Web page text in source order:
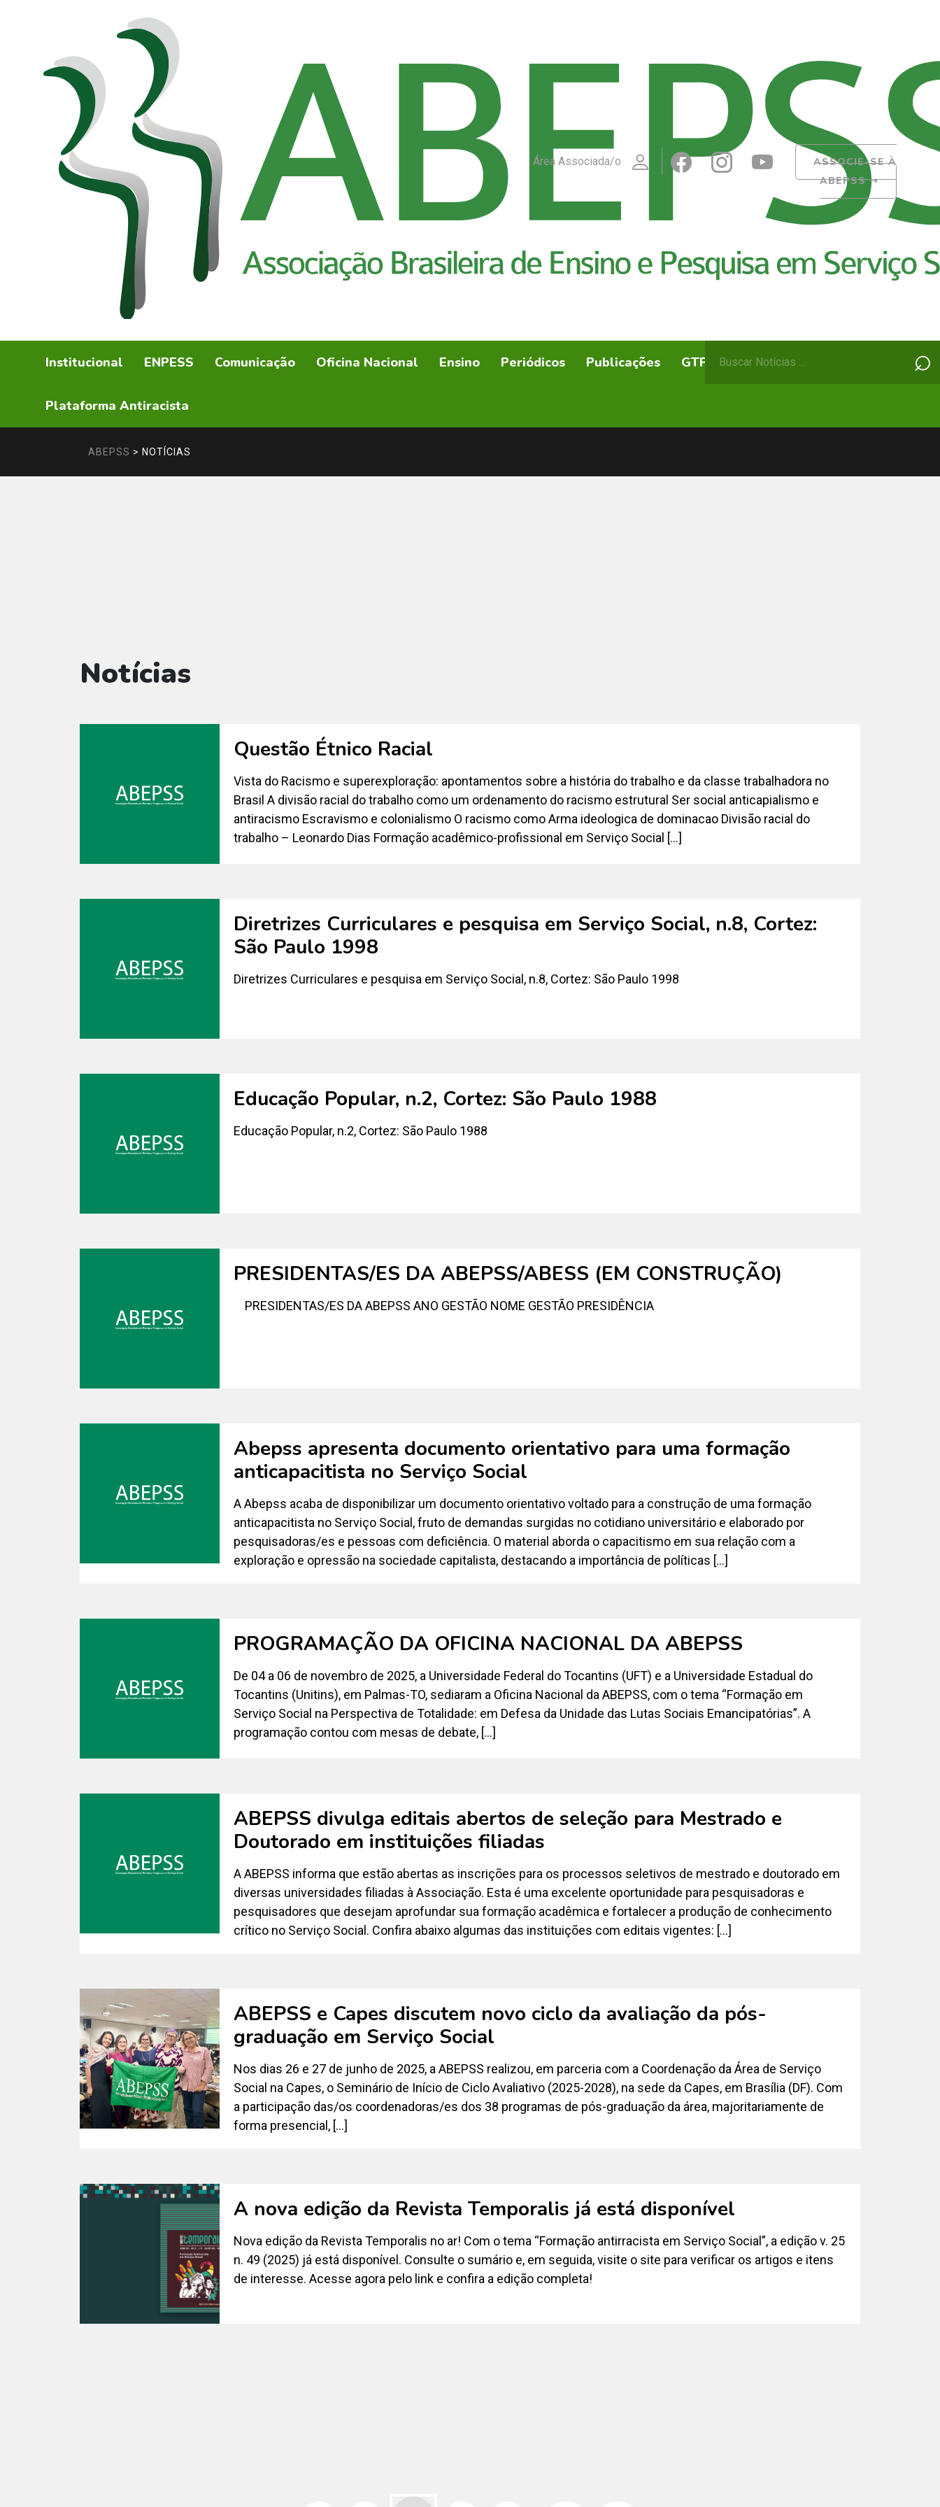
Área Associada/o
ASSOCIE-SE À
ABEPSS➝
Institucional ENPESS Comunicação Oficina Nacional Ensino Periódicos Publicações GTPs ABEPSS Itinerante
Plataforma Antiracista
por:
⌕
ABEPSS > NOTÍCIAS
Notícias
Questão Étnico Racial
Vista do Racismo e superexploração: apontamentos sobre a história do trabalho e da classe trabalhadora no
Brasil A divisão racial do trabalho como um ordenamento do racismo estrutural Ser social anticapialismo e
antiracismo Escravismo e colonialismo O racismo como Arma ideologica de dominacao Divisão racial do
trabalho – Leonardo Dias Formação acadêmico-profissional em Serviço Social […]
Diretrizes Curriculares e pesquisa em Serviço Social, n.8, Cortez:
São Paulo 1998
Diretrizes Curriculares e pesquisa em Serviço Social, n.8, Cortez: São Paulo 1998
Educação Popular, n.2, Cortez: São Paulo 1988
Educação Popular, n.2, Cortez: São Paulo 1988
PRESIDENTAS/ES DA ABEPSS/ABESS (EM CONSTRUÇÃO)
PRESIDENTAS/ES DA ABEPSS ANO GESTÃO NOME GESTÃO PRESIDÊNCIA
Abepss apresenta documento orientativo para uma formação
anticapacitista no Serviço Social
A Abepss acaba de disponibilizar um documento orientativo voltado para a construção de uma formação
anticapacitista no Serviço Social, fruto de demandas surgidas no cotidiano universitário e elaborado por
pesquisadoras/es e pessoas com deficiência. O material aborda o capacitismo em sua relação com a
exploração e opressão na sociedade capitalista, destacando a importância de políticas […]
PROGRAMAÇÃO DA OFICINA NACIONAL DA ABEPSS
De 04 a 06 de novembro de 2025, a Universidade Federal do Tocantins (UFT) e a Universidade Estadual do
Tocantins (Unitins), em Palmas-TO, sediaram a Oficina Nacional da ABEPSS, com o tema “Formação em
Serviço Social na Perspectiva de Totalidade: em Defesa da Unidade das Lutas Sociais Emancipatórias”. A
programação contou com mesas de debate, […]
ABEPSS divulga editais abertos de seleção para Mestrado e
Doutorado em instituições filiadas
A ABEPSS informa que estão abertas as inscrições para os processos seletivos de mestrado e doutorado em
diversas universidades filiadas à Associação. Esta é uma excelente oportunidade para pesquisadoras e
pesquisadores que desejam aprofundar sua formação acadêmica e fortalecer a produção de conhecimento
crítico no Serviço Social. Confira abaixo algumas das instituições com editais vigentes: […]
ABEPSS e Capes discutem novo ciclo da avaliação da pós-
graduação em Serviço Social
Nos dias 26 e 27 de junho de 2025, a ABEPSS realizou, em parceria com a Coordenação da Área de Serviço
Social na Capes, o Seminário de Início de Ciclo Avaliativo (2025-2028), na sede da Capes, em Brasília (DF). Com
a participação das/os coordenadoras/es dos 38 programas de pós-graduação da área, majoritariamente de
forma presencial, […]
A nova edição da Revista Temporalis já está disponível
Nova edição da Revista Temporalis no ar! Com o tema “Formação antirracista em Serviço Social”, a edição v. 25
n. 49 (2025) já está disponível. Consulte o sumário e, em seguida, visite o site para verificar os artigos e itens
de interesse. Acesse agora pelo link e confira a edição completa!